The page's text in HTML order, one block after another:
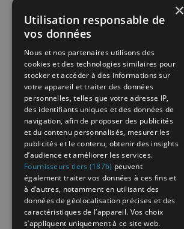
×
Utilisation responsable de
vos données
Nous et nos partenaires utilisons des
cookies et des technologies similaires pour
stocker et accéder à des informations sur
votre appareil et traiter des données
personnelles, telles que votre adresse IP,
des identifiants uniques et des données de
navigation, afin de proposer des publicités
et du contenu personnalisés, mesurer les
publicités et le contenu, obtenir des insights
d’audience et améliorer les services.
Fournisseurs tiers (1876) peuvent
également traiter vos données à ces fins et
à d’autres, notamment en utilisant des
données de géolocalisation précises et des
caractéristiques de l’appareil. Vos choix
s’appliquent uniquement à ce site web.